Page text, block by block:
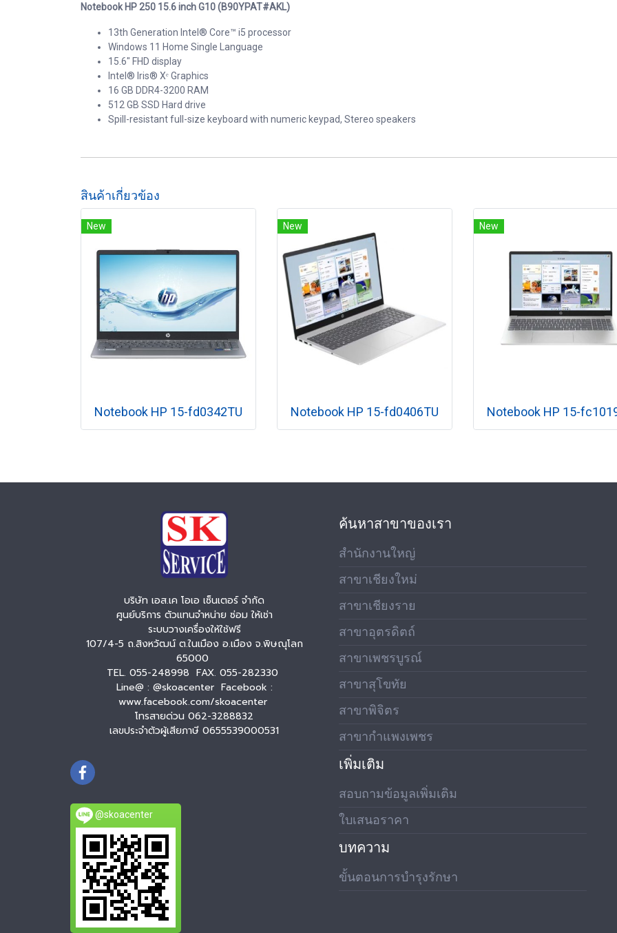
Notebook HP 250 15.6 inch G10 (B90YPAT#AKL)
13th Generation Intel® Core™ i5 processor
Windows 11 Home Single Language
15.6" FHD display
Intel® Iris® Xᵉ Graphics
16 GB DDR4-3200 RAM
512 GB SSD Hard drive
Spill-resistant full-size keyboard with numeric keypad, Stereo speakers
สินค้าเกี่ยวข้อง
New
Notebook HP 15-fd0342TU
New
Notebook HP 15-fd0406TU
New
Notebook HP 15-
บริษัท เอส.เค โอเอ เซ็นเตอร์ จำกัด
ศูนย์บริการ ตัวแทนจำหน่าย ซ่อม ให้เช่า
ระบบวางเครื่องให้ใช้ฟรี
107/4-5 ถ.สิงหวัฒน์ ต.ในเมือง อ.เมือง จ.พิษณุโลก
65000
TEL. 055-248998 FAX. 055-282330
Line@ : @skoacenter Facebook :
www.facebook.com/skoacenter
โทรสายด่วน 062-3288832
เลขประจำตัวผู้เสียภาษี 0655539000531
@skoacenter
ค้นหาสาขาของเรา
สำนักงานใหญ่
สาขาเชียงใหม่
สาขาเชียงราย
สาขาอุตรดิตถ์
สาขาเพชรบูรณ์
สาขาสุโขทัย
สาขาพิจิตร
สาขากำแพงเพชร
เพิ่มเติม
สอบถามข้อมูลเพิ่มเติม
ใบเสนอราคา
บทความ
ขั้นตอนการบำรุงรักษา